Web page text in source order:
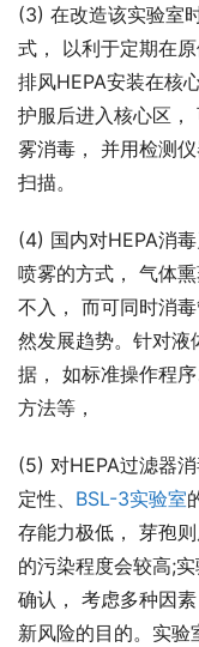
(3) 在改造该实验室
式， 以利于定期在
排风HEPA安装在核
护服后进入核心区，
雾消毒， 并用检测
扫描。
(4) 国内对HEPA消
喷雾的方式， 气体
不入， 而可同时消
然发展趋势。针对液
据， 如标准操作程
方法等，
(5) 对HEPA过滤器
定性、 BSL-3实验室
存能力极低， 芽孢
的污染程度会较高;
确认， 考虑多种因
新风险的目的。实